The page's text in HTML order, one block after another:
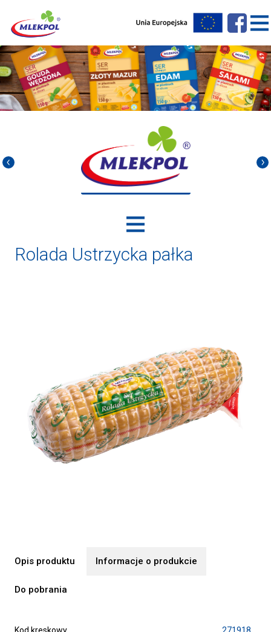
Rolada Ustrzycka pałka
Opis produktu Informacje o produkcie
Do pobrania